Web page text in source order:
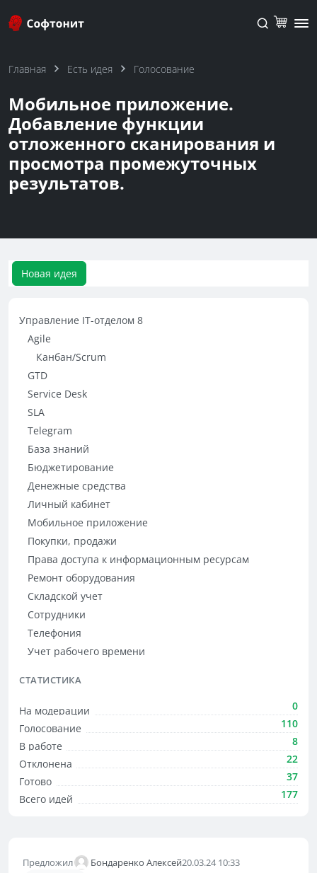
Главная Есть идея Голосование
Мобильное приложение.
Добавление функции
отложенного сканирования и
просмотра промежуточных
результатов.
Новая идея
Управление IT-отделом 8
Agile
Канбан/Scrum
GTD
Service Desk
SLA
Telegram
База знаний
Бюджетирование
Денежные средства
Личный кабинет
Мобильное приложение
Покупки, продажи
Права доступа к информационным ресурсам
Ремонт оборудования
Складской учет
Сотрудники
Телефония
Учет рабочего времени
СТАТИСТИКА
На модерации
0
Голосование
110
В работе
8
Отклонена
22
Готово
37
Всего идей
177
Предложил Бондаренко Алексей20.03.24 10:33